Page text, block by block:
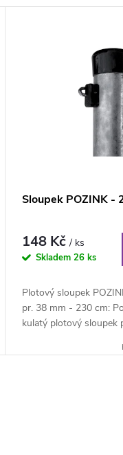
Sloupek POZINK -
148 Kč/ ks
Skladem 26 ks
Plotový sloupek
pr. 38 mm - 230 cm:
kulatý plotový sloupek